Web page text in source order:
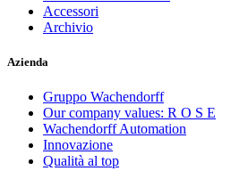
Accessori
Archivio
Azienda
Gruppo Wachendorff
Our company values: R O S E
Wachendorff Automation
Innovazione
Qualità al top